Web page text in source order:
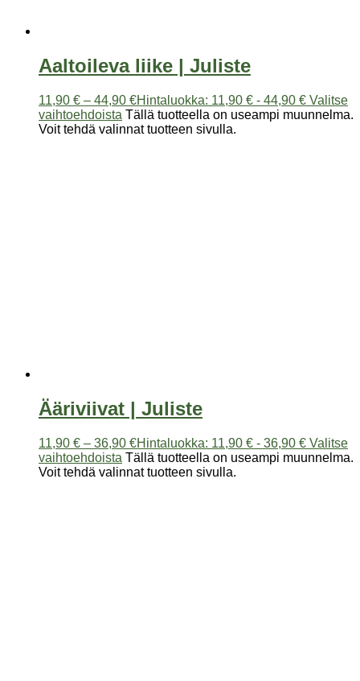
Aaltoileva liike | Juliste
11,90 € – 44,90 €Hintaluokka: 11,90 € - 44,90 € Valitse
vaihtoehdoista Tällä tuotteella on useampi muunnelma.
Voit tehdä valinnat tuotteen sivulla.
Ääriviivat | Juliste
11,90 € – 36,90 €Hintaluokka: 11,90 € - 36,90 € Valitse
vaihtoehdoista Tällä tuotteella on useampi muunnelma.
Voit tehdä valinnat tuotteen sivulla.